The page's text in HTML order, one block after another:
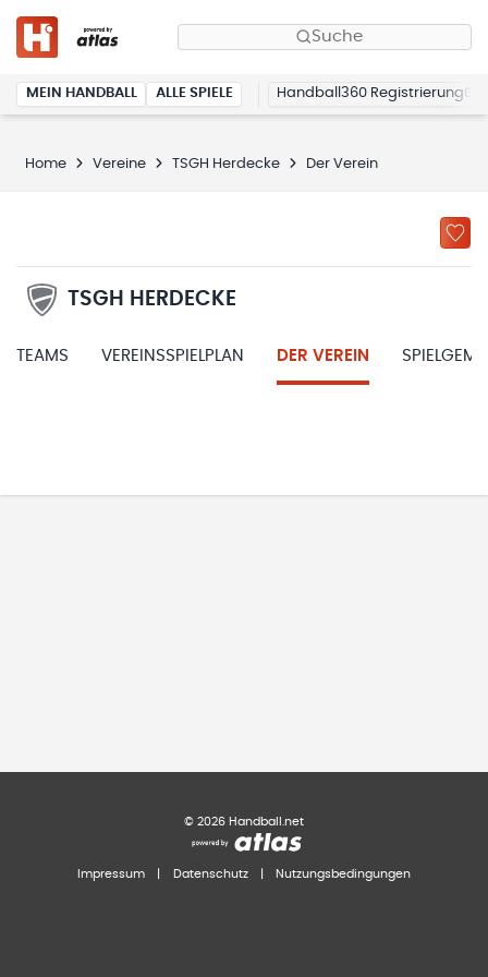
Suche
MEIN HANDBALL ALLE SPIELE Handball360 Registrierung
Home Vereine TSGH Herdecke Der Verein
TSGH HERDECKE
TEAMS VEREINSSPIELPLAN DER VEREIN
© 2026 Handball.net
Impressum Datenschutz Nutzungsbedingungen